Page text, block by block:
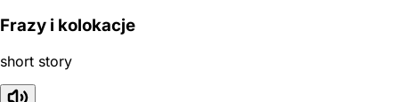
Frazy i kolokacje
short story